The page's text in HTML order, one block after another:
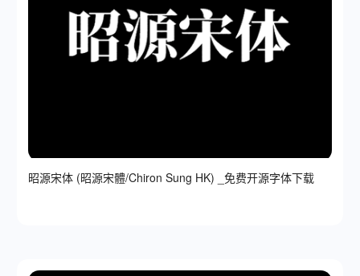
昭源宋体 (昭源宋體/Chiron Sung HK) _免费开源字体下载